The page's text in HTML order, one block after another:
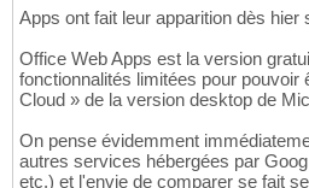
Apps ont fait leur apparition dès hier
Office Web Apps est la version
fonctionnalités limitées pour pouvoir
Cloud » de la version desktop de
On pense évidemment
autres services hébergées par
etc.) et l'envie de comparer se fait